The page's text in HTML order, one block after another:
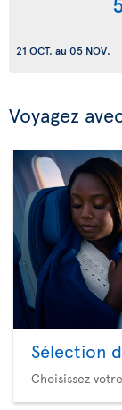
21 OCT. au 05 NOV.
Voyagez
Sélection
Choisissez